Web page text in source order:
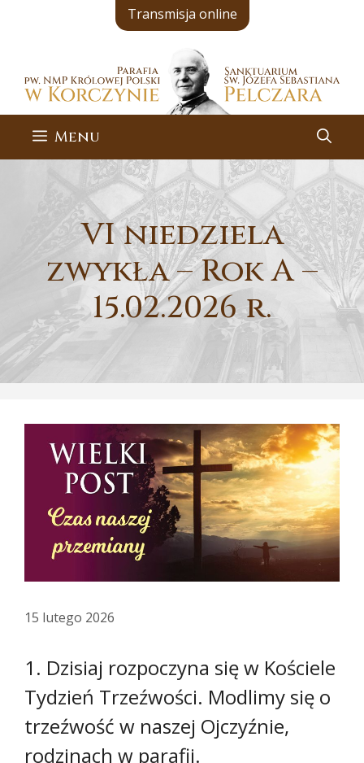
Transmisja online
Menu
VI niedziela
zwykła – Rok A –
15.02.2026 r.
15 lutego 2026
1. Dzisiaj rozpoczyna się w Kościele
Tydzień Trzeźwości. Modlimy się o
trzeźwość w naszej Ojczyźnie,
rodzinach w parafii.